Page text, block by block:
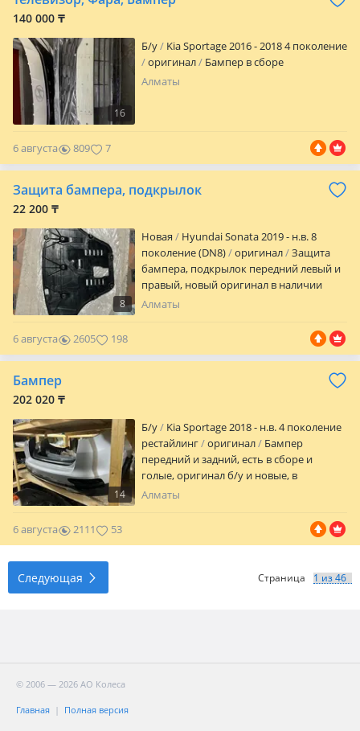
140 000 ₸
16
Б/y
Kia Sportage 2016 - 2018 4 поколение
оригинал
Бампер в сборе
Алматы
6 августа 809 7
Защита бампера, подкрылок
22 200 ₸
8
Новая
Hyundai Sonata 2019 - н.в. 8
поколение (DN8)
оригинал
Защита
бампера, подкрылок передний левый и
правый, новый оригинал в наличии
Алматы
6 августа 2605 198
Бампер
202 020 ₸
14
Б/y
Kia Sportage 2018 - н.в. 4 поколение
рестайлинг
оригинал
Бампер
передний и задний, есть в сборе и
голые, оригинал б/у и новые, в
хорошем состоянии в наличии, за
Алматы
6 августа 2111 53
Следующая Страница
© 2006 — 2026 АО Колеса
Главная Полная версия